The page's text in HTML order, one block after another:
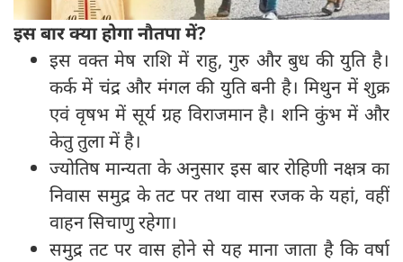
इस बार क्या होगा नौतपा में?
इस वक्त मेष राशि में राहु, गुरु और बुध की युति है।
कर्क में चंद्र और मंगल की युति बनी है। मिथुन में शुक्र
एवं वृषभ में सूर्य ग्रह विराजमान है। शनि कुंभ में और
केतु तुला में है।
ज्योतिष मान्यता के अनुसार इस बार रोहिणी नक्षत्र का
निवास समुद्र के तट पर तथा वास रजक के यहां, वहीं
वाहन सिचाणु रहेगा।
समुद्र तट पर वास होने से यह माना जाता है कि वर्षा